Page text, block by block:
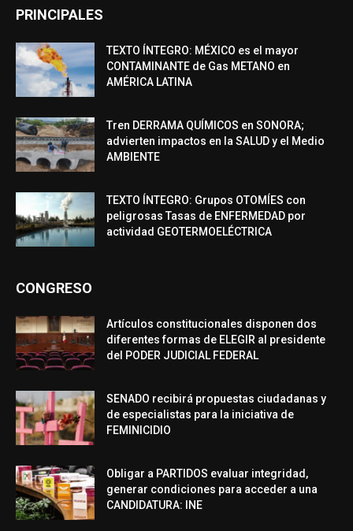
PRINCIPALES
TEXTO ÍNTEGRO: MÉXICO es el mayor
CONTAMINANTE de Gas METANO en
AMÉRICA LATINA
Tren DERRAMA QUÍMICOS en SONORA;
advierten impactos en la SALUD y el Medio
AMBIENTE
TEXTO ÍNTEGRO: Grupos OTOMÍES con
peligrosas Tasas de ENFERMEDAD por
actividad GEOTERMOELÉCTRICA
CONGRESO
Artículos constitucionales disponen dos
diferentes formas de ELEGIR al presidente
del PODER JUDICIAL FEDERAL
SENADO recibirá propuestas ciudadanas y
de especialistas para la iniciativa de
FEMINICIDIO
Obligar a PARTIDOS evaluar integridad,
generar condiciones para acceder a una
CANDIDATURA: INE